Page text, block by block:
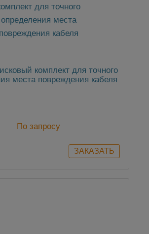
комплект для точного
места повреждения кабеля
По запросу